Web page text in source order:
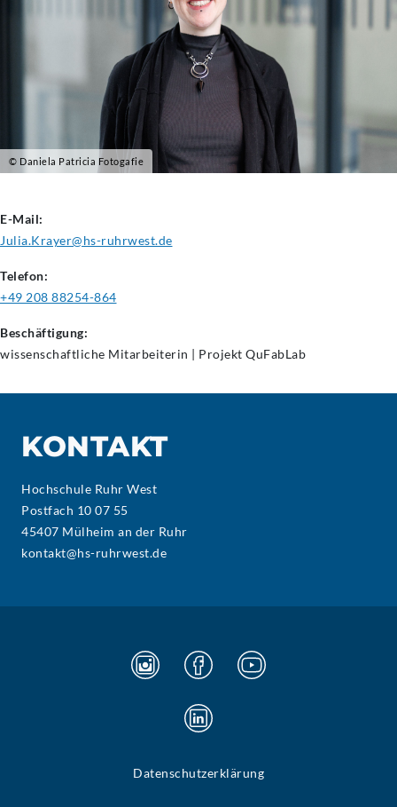
© Daniela Patricia Fotogafie
E-Mail:
Julia.Krayer@hs-ruhrwest.de
Telefon:
+49 208 88254-864
Beschäftigung:
wissenschaftliche Mitarbeiterin | Projekt QuFabLab
KONTAKT
Hochschule Ruhr West
Postfach 10 07 55
45407 Mülheim an der Ruhr
kontakt@hs-ruhrwest.de
Datenschutzerklärung